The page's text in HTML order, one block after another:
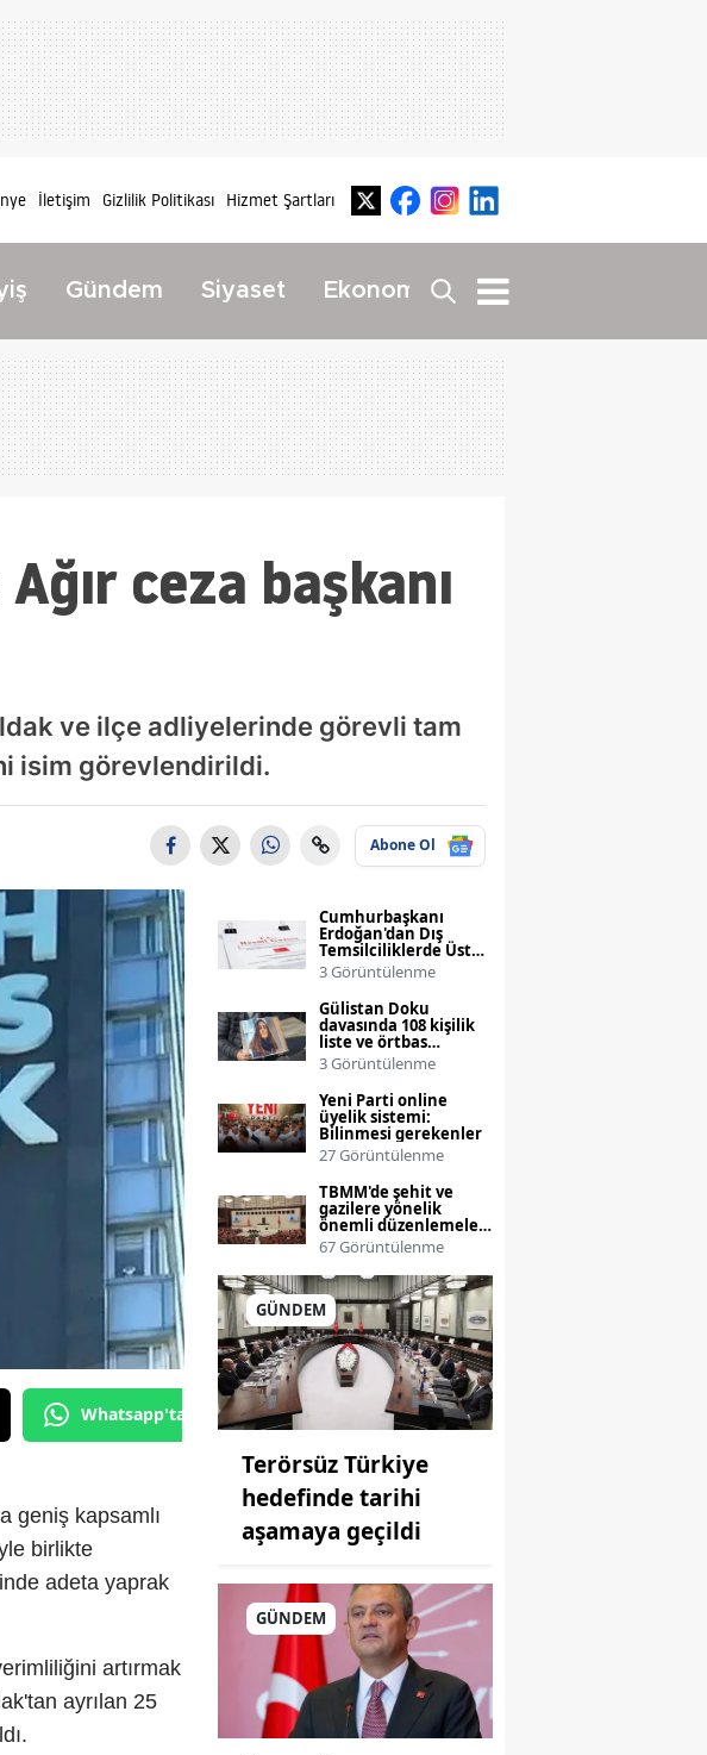
İletişim Gizlilik Politikası Hizmet Şartları
Gündem Siyaset Ekonomi Yaşam
ceza başkanı
ve ilçe adliyelerinde görevli tam
isim görevlendirildi.
Abone Ol
Whatsapp'tan Gönder
geniş kapsamlı
birlikte
adeta yaprak
artırmak
ayrılan 25
Cumhurbaşkanı
Erdoğan'dan Dış
Temsilciliklerde Üst
Düzey Atama
Değişiklikleri
3 Görüntülenme
Gülistan Doku
davasında 108 kişilik
liste ve örtbas
iddialarıyla
operasyonlar
genişliyor
3 Görüntülenme
Yeni Parti online
üyelik sistemi:
Bilinmesi gerekenler
27 Görüntülenme
TBMM'de şehit ve
gazilere yönelik
önemli düzenlemeler
görüşülüyor
67 Görüntülenme
GÜNDEM
Terörsüz Türkiye
hedefinde tarihi
aşamaya geçildi
GÜNDEM